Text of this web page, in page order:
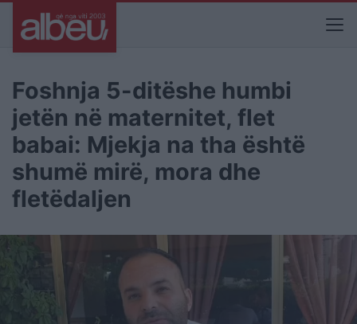
Foshnja 5-ditëshe humbi
jetën në maternitet, flet
babai: Mjekja na tha është
shumë mirë, mora dhe
fletëdaljen